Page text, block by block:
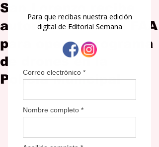
San Lorenzo recibe
autorización de la FAA
para operar programa
de drones en la
Policía Municipal